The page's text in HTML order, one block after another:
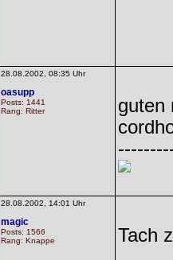
28.08.2002, 08:35 Uhr
oasupp
Posts: 1441
Rang: Ritter
guten
28.08.2002, 14:01 Uhr
magic
Posts: 1566
Rang: Knappe
Tach